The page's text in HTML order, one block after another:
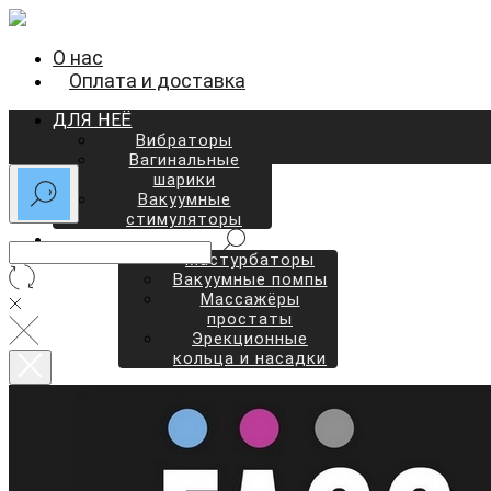
О нас
Оплата и доставка
ДЛЯ НЕЁ
Вибраторы
Вагинальные
шарики
Вакуумные
стимуляторы
ДЛЯ НЕГО
Мастурбаторы
Вакуумные помпы
Массажёры
простаты
Эрекционные
кольца и насадки
Фаллоимитаторы
Анальные
Парные